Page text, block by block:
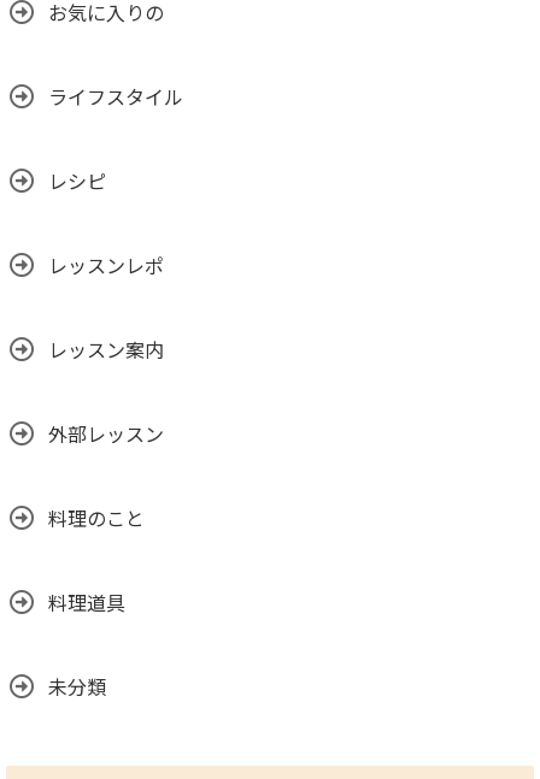
お気に入りの
ライフスタイル
レシピ
レッスンレポ
レッスン案内
外部レッスン
料理のこと
料理道具
未分類